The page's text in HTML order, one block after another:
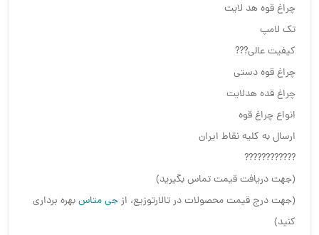
چراغ قوه هد لایت
تک لامپ
کیفیت عالی???
چراغ قوه دستی
چراغ قده هدلایت
انواع چراغ قوه
ارسال به کلیه نقاط ایران
????????????
(جهت دریافت قیمت تماس بگیرید)
(جهت درج قیمت محصولات در تالارتوزیع، ازجی متاسبهره برداری
کنید)